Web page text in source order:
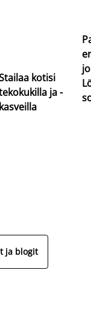
kotisi
ja -
kasveilla
ja blogit